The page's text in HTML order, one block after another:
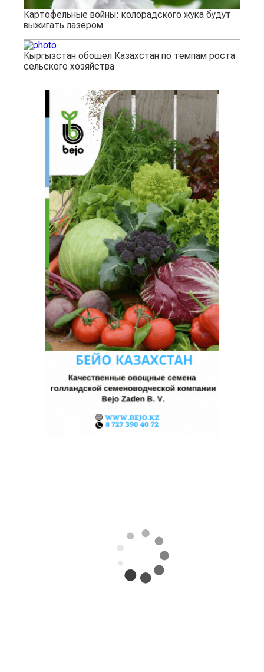
Картофельные войны: колорадского жука будут
выжигать лазером
Кыргызстан обошел Казахстан по темпам роста
сельского хозяйства